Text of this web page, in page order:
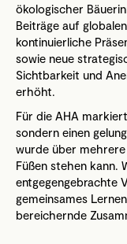
ökologischer
Beiträge auf
kontinuierliche
sowie neue
Sichtbarkeit und
erhöht.
Für die AHA
sondern einen
wurde über
Füßen stehen kann.
entgegengebrachte
gemeinsames
bereichernde